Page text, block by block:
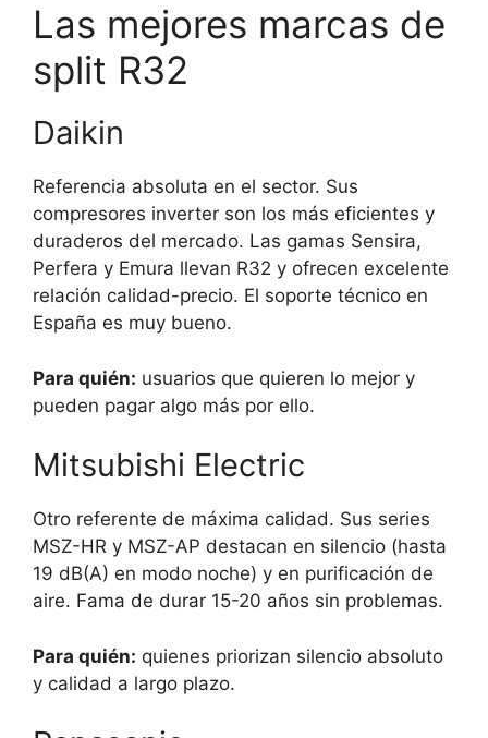
Las mejores marcas de
split R32
Daikin
Referencia absoluta en el sector. Sus
compresores inverter son los más eficientes y
duraderos del mercado. Las gamas Sensira,
Perfera y Emura llevan R32 y ofrecen excelente
relación calidad-precio. El soporte técnico en
España es muy bueno.
Para quién: usuarios que quieren lo mejor y
pueden pagar algo más por ello.
Mitsubishi Electric
Otro referente de máxima calidad. Sus series
MSZ-HR y MSZ-AP destacan en silencio (hasta
19 dB(A) en modo noche) y en purificación de
aire. Fama de durar 15-20 años sin problemas.
Para quién: quienes priorizan silencio absoluto
y calidad a largo plazo.